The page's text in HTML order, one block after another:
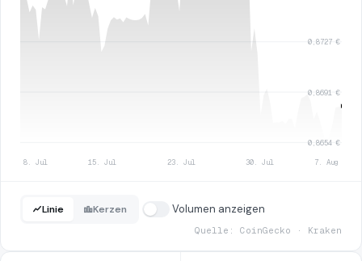
0,8727 €
0,8691 €
0,8654 €
8. Jul 15. Jul 23. Jul 30. Jul 7. Aug
Linie Kerzen Volumen anzeigen
Quelle: CoinGecko · Kraken